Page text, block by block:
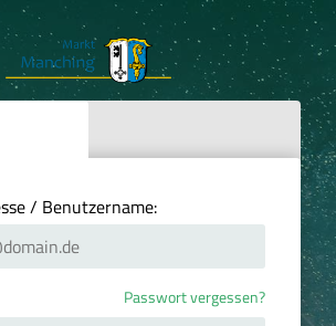
/ Benutzername:
Passwort vergessen?